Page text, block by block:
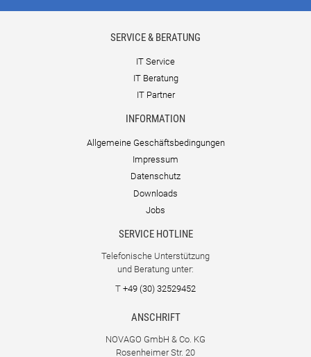
SERVICE & BERATUNG
IT Service
IT Beratung
IT Partner
INFORMATION
Allgemeine Geschäftsbedingungen
Impressum
Datenschutz
Downloads
Jobs
SERVICE HOTLINE
Telefonische Unterstützung
und Beratung unter:
T +49 (30) 32529452
ANSCHRIFT
NOVAGO GmbH & Co. KG
Rosenheimer Str. 20